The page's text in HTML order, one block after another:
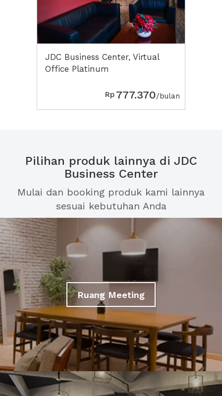
JDC Business Center, Virtual
Office Platinum
Rp 777.370/bulan
Pilihan produk lainnya di JDC
Business Center
Mulai dan booking produk kami lainnya
sesuai kebutuhan Anda
Ruang Meeting